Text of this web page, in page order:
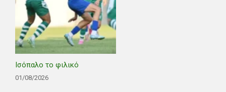
Ισόπαλο το φιλικό
01/08/2026